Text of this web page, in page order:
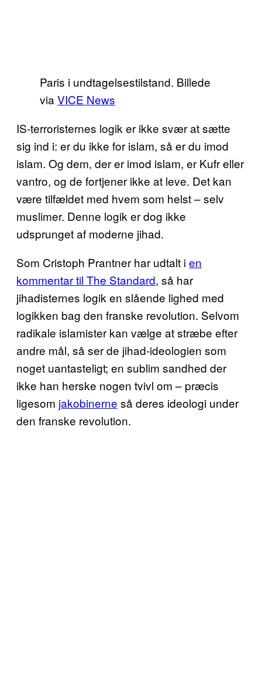
Paris i undtagelsestilstand. Billede
via VICE News
IS-terroristernes logik er ikke svær at sætte
sig ind i: er du ikke for islam, så er du imod
islam. Og dem, der er imod islam, er Kufr eller
vantro, og de fortjener ikke at leve. Det kan
være tilfældet med hvem som helst – selv
muslimer. Denne logik er dog ikke
udsprunget af moderne jihad.
Som Cristoph Prantner har udtalt ien
kommentar til The Standard, så har
jihadisternes logik en slående lighed med
logikken bag den franske revolution. Selvom
radikale islamister kan vælge at stræbe efter
andre mål, så ser de jihad-ideologien som
noget uantasteligt; en sublim sandhed der
ikke han herske nogen tvivl om – præcis
ligesom jakobinerne så deres ideologi under
den franske revolution.